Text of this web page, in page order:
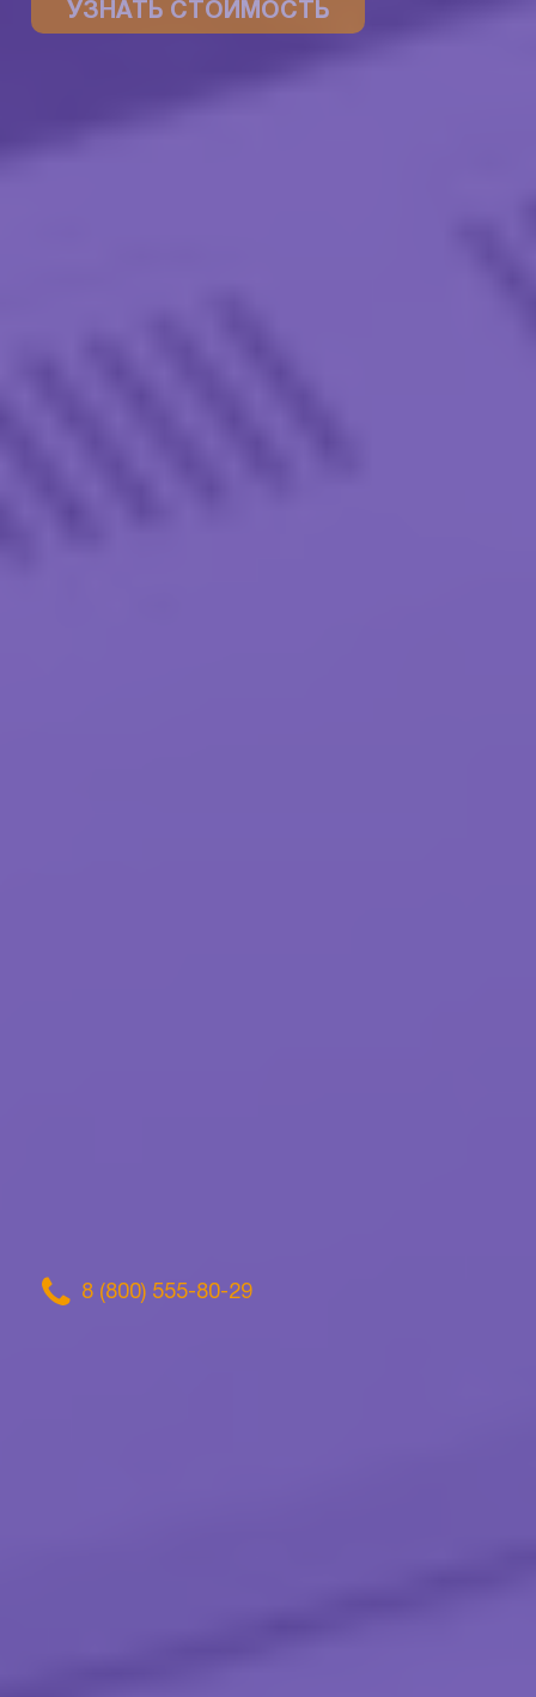
УЗНАТЬ СТОИМОСТЬ
8 (800) 555-80-29